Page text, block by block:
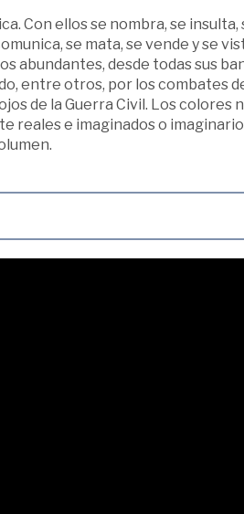
Con ellos se nombra, se
se mata, se vende y se
abundantes, desde todas sus
entre otros, por los combates
de la Guerra Civil. Los
reales e imaginados o